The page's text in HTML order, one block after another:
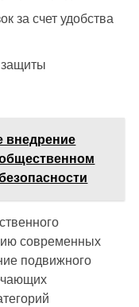
за счет удобства
защиты
внедрение
современных
подвижного